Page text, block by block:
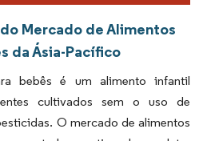
Mercado de Alimentos
da Ásia-Pacífico
bebês é um alimento infantil
cultivados sem o uso de
O mercado de alimentos